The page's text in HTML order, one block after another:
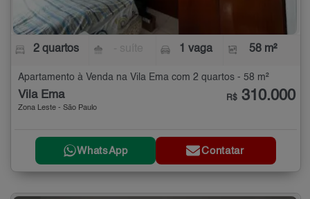
2 quartos 1 vaga 58 m²
Apartamento à Venda na Vila Ema com 2 quartos - 58 m²
Vila Ema
Zona Leste - São Paulo
R$ 310.000
WhatsApp Contatar